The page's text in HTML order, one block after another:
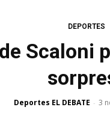
DEPORTES
Scaloni
Deportes EL DEBATE - 3